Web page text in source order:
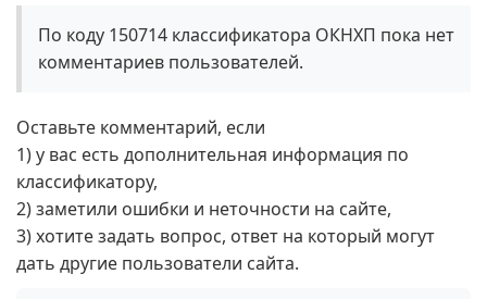
По коду 150714 классификатора ОКНХП пока нет
комментариев пользователей.
Оставьте комментарий, если
1) у вас есть дополнительная информация по
классификатору,
2) заметили ошибки и неточности на сайте,
3) хотите задать вопрос, ответ на который могут
дать другие пользователи сайта.